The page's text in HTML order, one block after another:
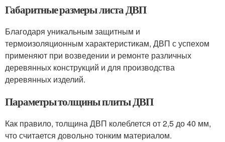
Габаритные размеры листа ДВП
Благодаря уникальным защитным и
термоизоляционным характеристикам, ДВП с успехом
применяют при возведении и ремонте различных
деревянных конструкций и для производства
деревянных изделий.
Параметры толщины плиты ДВП
Как правило, толщина ДВП колеблется от 2,5 до 40 мм,
что считается довольно тонким материалом.